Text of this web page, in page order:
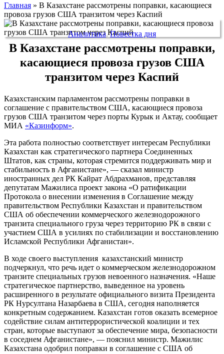
Главная » В Казахстане рассмотрены поправки, касающиеся
провоза грузов США транзитом через Каспий
Аналитика,Повестка дня
В Казахстане рассмотрены поправки,
касающиеся провоза грузов США
транзитом через Каспий
Казахстанским парламентом рассмотрены поправки в
соглашение с правительством США, касающиеся провоза
грузов США транзитом через порты Курык и Актау, сообщает
МИА «Казинформ».
Эта работа полностью соответствует интересам Республики
Казахстан как стратегического партнера Соединенных
Штатов, как страны, которая стремится поддерживать мир и
стабильность в Афганистане», — сказал министр
иностранных дел РК Кайрат Абдрахманов, представляя
депутатам Мажилиса проект закона «О ратификации
Протокола о внесении изменения в Соглашение между
правительством Республики Казахстан и правительством
США об обеспечении коммерческого железнодорожного
транзита специального груза через территорию РК в связи с
участием США в усилиях по стабилизации и восстановлению
Исламской Республики Афганистан».
В ходе своего выступления казахстанский министр
подчеркнул, что речь идет о коммерческом железнодорожном
транзите специальных грузов невоенного назначения. «Наше
стратегическое партнерство, выведенное на уровень
расширенного в результате официального визита Президента
РК Нурсултана Назарбаева в США, сегодня наполняется
конкретным содержанием. Казахстан готов оказать всемерное
содействие силам антитеррористической коалиции и тех
стран, которые выступают за обеспечение мира, безопасности
в соседнем Афганистане», — пояснил министр. Мажилис
Казахстана одобрил поправки в соглашение с США об